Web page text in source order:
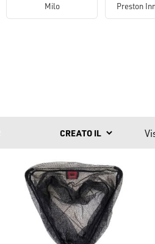
Milo Preston